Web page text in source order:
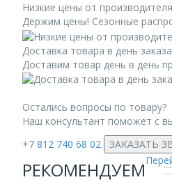
Низкие цены от производителя
Держим цены! Сезонные
Доставка товара в день заказа
Доставим товар день в день
Остались вопросы по товару?
Наш консультант поможет с
+7 812 740 68 02
ЗАКАЗАТЬ
РЕКОМЕНДУЕМ